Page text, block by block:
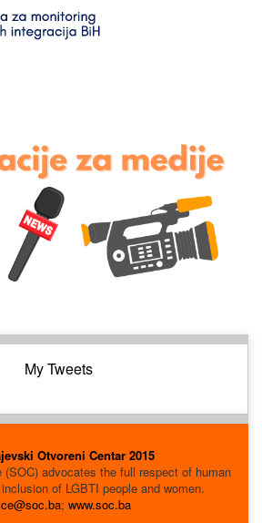
My Tweets
Otvoreni Centar 2015
(SOC) advocates the full respect of human
of LGBTI people and women.
; www.soc.ba